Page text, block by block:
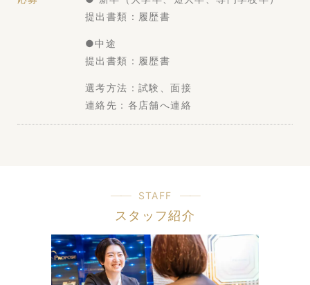
提出書類：履歴書
●中途
提出書類：履歴書
選考方法：試験、面接
連絡先：各店舗へ連絡
STAFF
スタッフ紹介